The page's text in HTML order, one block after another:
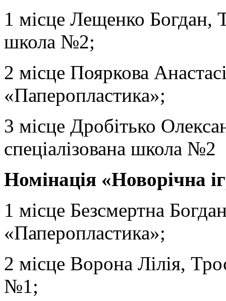
1 місце Лещенко Богдан,
школа №2;
2 місце Пояркова
«Паперопластика»;
3 місце Дробітько
спеціалізована школа №2
Номінація «Новорічна
1 місце Безсмертна
«Паперопластика»;
2 місце Ворона Лілія,
№1;